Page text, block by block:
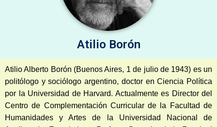
Atilio Borón
Atilio Alberto Borón (Buenos Aires, 1 de julio de 1943) es un
politólogo y sociólogo argentino, doctor en Ciencia Política
por la Universidad de Harvard. Actualmente es Director del
Centro de Complementación Curricular de la Facultad de
Humanidades y Artes de la Universidad Nacional de